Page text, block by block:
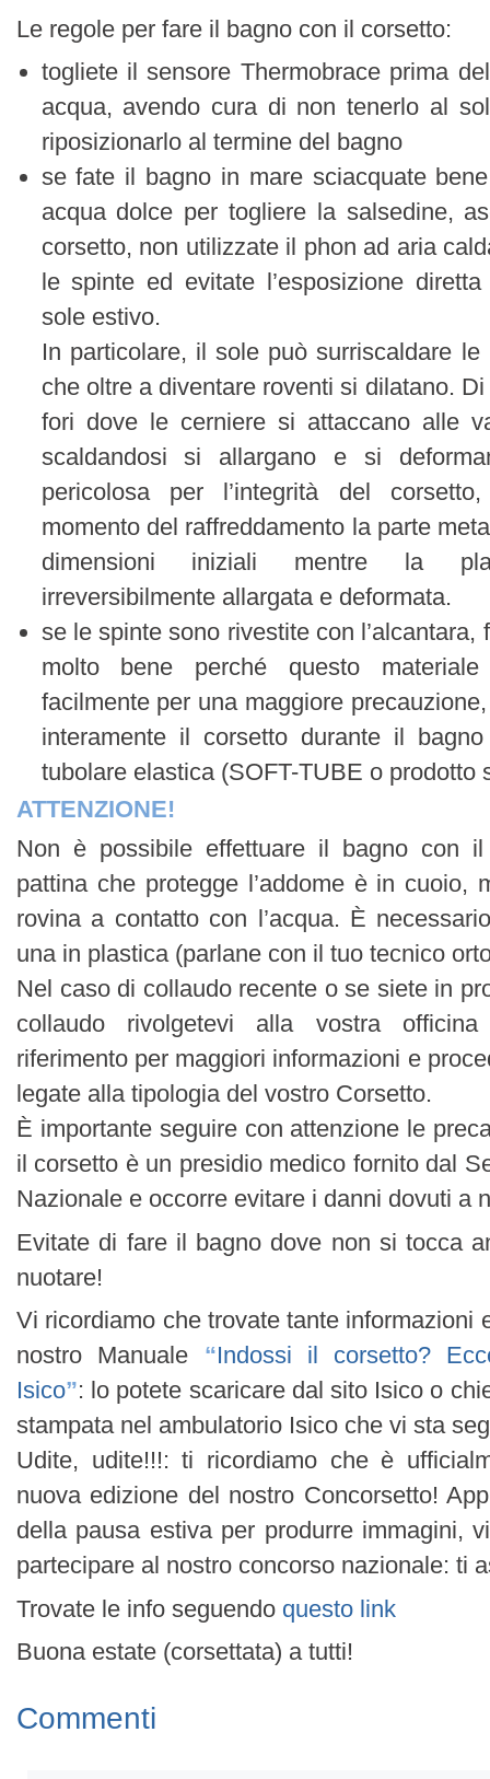
Le regole per fare il bagno con il corsetto:
togliete il sensore Thermobrace prima
acqua, avendo cura di non tenerlo al
riposizionarlo al termine del bagno
se fate il bagno in mare sciacquate
acqua dolce per togliere la salsedine,
corsetto, non utilizzate il phon ad aria
le spinte ed evitate l’esposizione
sole estivo.
In particolare, il sole può surriscaldare le
che oltre a diventare roventi si dilatano.
fori dove le cerniere si attaccano alle
scaldandosi si allargano e si
pericolosa per l’integrità del
momento del raffreddamento la parte
dimensioni iniziali mentre la
irreversibilmente allargata e deformata.
se le spinte sono rivestite con l’alcantara,
molto bene perché questo
facilmente per una maggiore
interamente il corsetto durante il
tubolare elastica (SOFT-TUBE o prodotto
ATTENZIONE!
Non è possibile effettuare il bagno con
pattina che protegge l’addome è in cuoio,
rovina a contatto con l’acqua. È
una in plastica (parlane con il tuo tecnico
Nel caso di collaudo recente o se siete in
collaudo rivolgetevi alla vostra
riferimento per maggiori informazioni e
legate alla tipologia del vostro Corsetto.
È importante seguire con attenzione le
il corsetto è un presidio medico fornito dal
Nazionale e occorre evitare i danni dovuti a
Evitate di fare il bagno dove non si tocca
nuotare!
Vi ricordiamo che trovate tante informazioni
nostro Manuale “Indossi il corsetto?
Isico”: lo potete scaricare dal sito Isico o
stampata nel ambulatorio Isico che vi sta
Udite, udite!!!: ti ricordiamo che è
nuova edizione del nostro Concorsetto!
della pausa estiva per produrre immagini,
partecipare al nostro concorso nazionale: ti
Trovate le info seguendo questo link
Buona estate (corsettata) a tutti!
Commenti